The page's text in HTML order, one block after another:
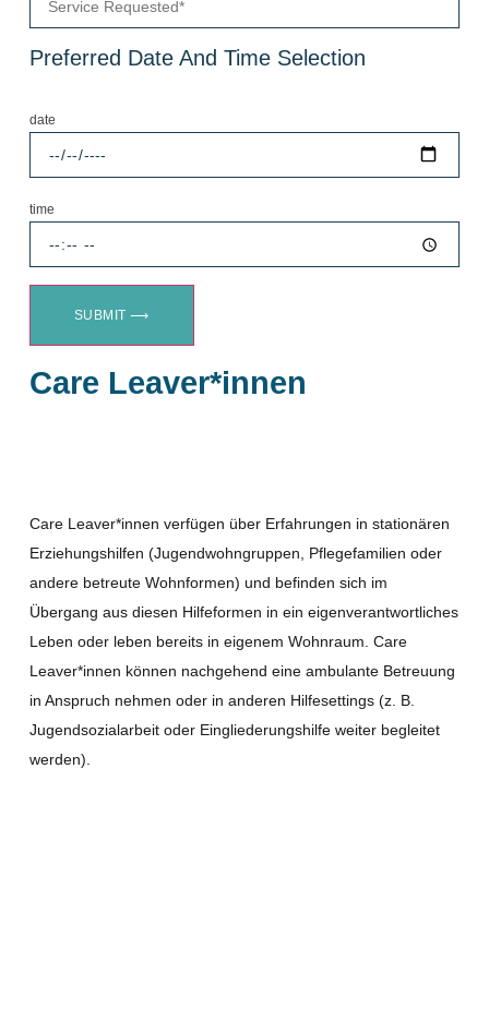
Preferred Date And Time Selection
date
time
SUBMIT ⟶
Care Leaver*innen
Care Leaver*innen verfügen über Erfahrungen in stationären
Erziehungshilfen (Jugendwohngruppen, Pflegefamilien oder
andere betreute Wohnformen) und befinden sich im
Übergang aus diesen Hilfeformen in ein eigenverantwortliches
Leben oder leben bereits in eigenem Wohnraum. Care
Leaver*innen können nachgehend eine ambulante Betreuung
in Anspruch nehmen oder in anderen Hilfesettings (z. B.
Jugendsozialarbeit oder Eingliederungshilfe weiter begleitet
werden).